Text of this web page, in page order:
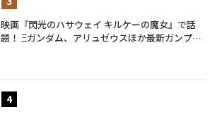
映画『閃光のハサウェイ キルケーの魔女』で話
題！ Ξガンダム、アリュゼウスほか最新ガンプラ